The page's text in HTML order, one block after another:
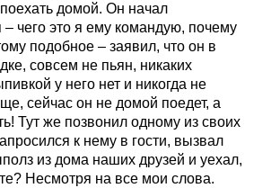
домой. Он начал
– чего это я ему командую, почему
подобное – заявил, что он в
совсем не пьян, никаких
у него нет и никогда не
сейчас он не домой поедет, а
Тут же позвонил одному из своих
к нему в гости, вызвал
из дома наших друзей и уехал,
Несмотря на все мои слова.